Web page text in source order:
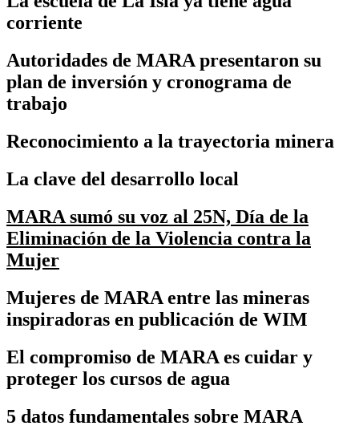
corriente
Autoridades de MARA presentaron su
plan de inversión y cronograma de
trabajo
Reconocimiento a la trayectoria minera
La clave del desarrollo local
MARA sumó su voz al 25N, Día de la
Eliminación de la Violencia contra la
Mujer
Mujeres de MARA entre las mineras
inspiradoras en publicación de WIM
El compromiso de MARA es cuidar y
proteger los cursos de agua
5 datos fundamentales sobre MARA